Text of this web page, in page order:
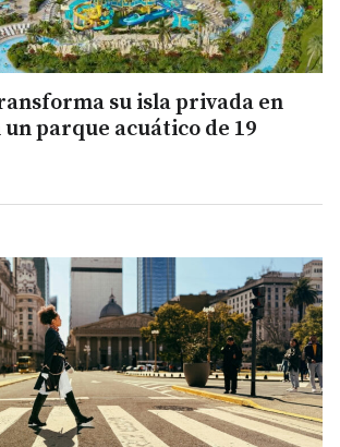
su isla privada en
un parque acuático de 19